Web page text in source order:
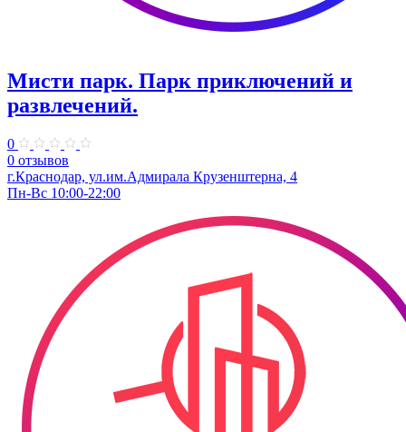
Мисти парк. ​Парк приключений и
развлечений.
0
0 отзывов
г.Краснодар, ул.им.Адмирала Крузенштерна, 4
Пн-Вс 10:00-22:00